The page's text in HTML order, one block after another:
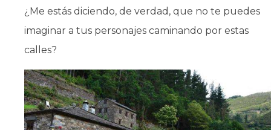
¿Me estás diciendo, de verdad, que no te puedes
imaginar a tus personajes caminando por estas
calles?